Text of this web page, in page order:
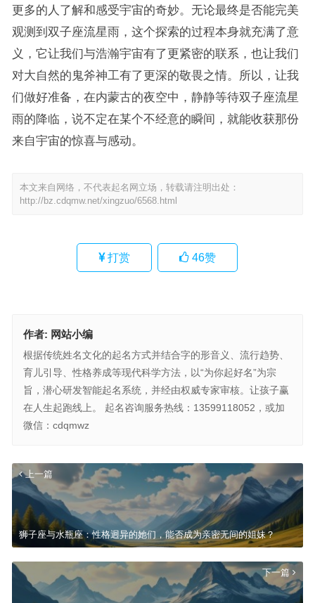
更多的人了解和感受宇宙的奇妙。无论最终是否能完美
观测到双子座流星雨，这个探索的过程本身就充满了意
义，它让我们与浩瀚宇宙有了更紧密的联系，也让我们
对大自然的鬼斧神工有了更深的敬畏之情。所以，让我
们做好准备，在内蒙古的夜空中，静静等待双子座流星
雨的降临，说不定在某个不经意的瞬间，就能收获那份
来自宇宙的惊喜与感动。
本文来自网络，不代表起名网立场，转载请注明出处：
http://bz.cdqmw.net/xingzuo/6568.html
打赏 46赞
作者: 网站小编
根据传统姓名文化的起名方式并结合字的形音义、流行趋势、
育儿引导、性格养成等现代科学方法，以“为你起好名”为宗
旨，潜心研发智能起名系统，并经由权威专家审核。让孩子赢
在人生起跑线上。 起名咨询服务热线：13599118052，或加
微信：cdqmwz
上一篇
狮子座与水瓶座：性格迥异的她们，能否成为亲密无间的姐妹？
下一篇